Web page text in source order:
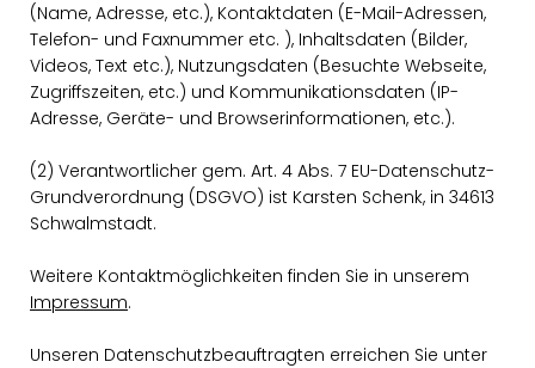
(Name, Adresse, etc.), Kontaktdaten (E-Mail-Adressen,
Telefon- und Faxnummer etc. ), Inhaltsdaten (Bilder,
Videos, Text etc.), Nutzungsdaten (Besuchte Webseite,
Zugriffszeiten, etc.) und Kommunikationsdaten (IP-
Adresse, Geräte- und Browserinformationen, etc.).
(2) Verantwortlicher gem. Art. 4 Abs. 7 EU-Datenschutz-
Grundverordnung (DSGVO) ist Karsten Schenk, in 34613
Schwalmstadt.
Weitere Kontaktmöglichkeiten finden Sie in unserem
Impressum.
Unseren Datenschutzbeauftragten erreichen Sie unter